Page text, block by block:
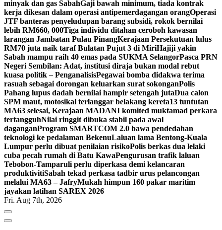
minyak dan gas SabahGaji bawah minimum, tiada kontrak
kerja dikesan dalam operasi antipemerdagangan orangOperasi
JTF banteras penyeludupan barang subsidi, rokok bernilai
lebih RM660, 000Tiga individu ditahan ceroboh kawasan
larangan Jambatan Pulau PinangKerajaan Persekutuan lulus
RM70 juta naik taraf Bulatan Pujut 3 di MiriHajiji yakin
Sabah mampu raih 40 emas pada SUKMA SelangorPasca PRN
Negeri Sembilan: Adat, institusi diraja bukan modal rebut
kuasa politik – PenganalisisPegawai bomba didakwa terima
rasuah sebagai dorongan keluarkan surat sokonganPolis
Pahang lupus dadah bernilai hampir setengah jutaDua calon
SPM maut, motosikal terlanggar belakang kereta13 tuntutan
MA63 selesai, Kerajaan MADANI komited muktamad perkara
tertangguhNilai ringgit dibuka stabil pada awal
daganganProgram SMARTCOM 2.0 bawa pendedahan
teknologi ke pedalaman BekenuLaluan lama Bentong-Kuala
Lumpur perlu dibuat penilaian risikoPolis berkas dua lelaki
cuba pecah rumah di Batu KawaPengurusan trafik laluan
Tebobon-Tamparuli perlu diperkasa demi kelancaran
produktivitiSabah tekad perkasa tadbir urus pelancongan
melalui MA63 – JafryMukah himpun 160 pakar maritim
jayakan latihan SAREX 2026
Fri. Aug 7th, 2026